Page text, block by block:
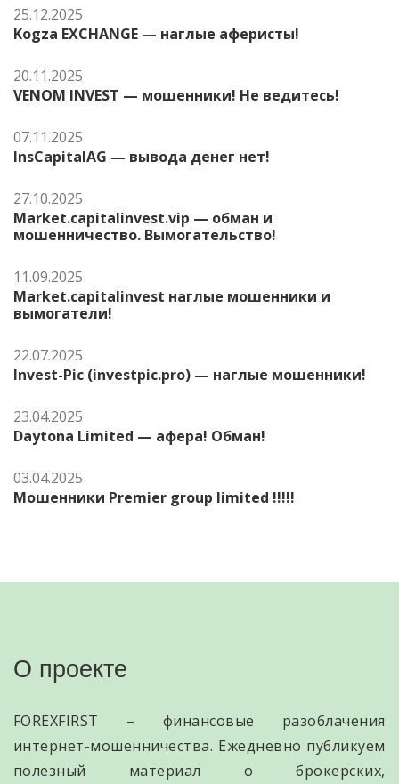
25.12.2025
Kogza EXCHANGE — наглые аферисты!
20.11.2025
VENOM INVEST — мошенники! Не ведитесь!
07.11.2025
InsCapitalAG — вывода денег нет!
27.10.2025
Market.capitalinvest.vip — обман и
мошенничество. Вымогательство!
11.09.2025
Market.capitalinvest наглые мошенники и
вымогатели!
22.07.2025
Invest-Pic (investpic.pro) — наглые мошенники!
23.04.2025
Daytona Limited — афера! Обман!
03.04.2025
Мошенники Premier group limited !!!!!
О проекте
FOREXFIRST – финансовые разоблачения
интернет-мошенничества. Ежедневно публикуем
полезный материал о брокерских,